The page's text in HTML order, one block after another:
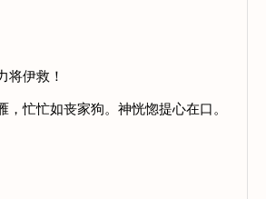
伊救！
忙忙如丧家狗。神恍惚提心在口。